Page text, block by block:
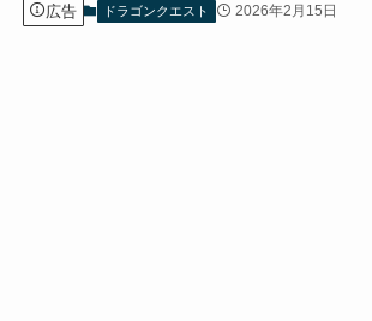
広告 ドラゴンクエスト 2026年2月15日